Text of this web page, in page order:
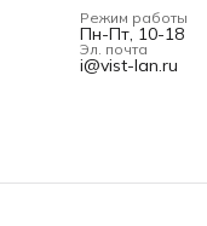
Режим работы
Пн-Пт, 10-18
Эл. почта
i@vist-lan.ru